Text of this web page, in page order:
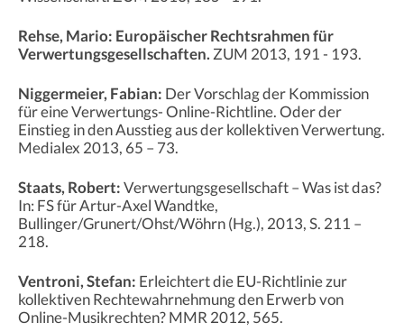
Rehse, Mario: Europäischer Rechtsrahmen für
Verwertungsgesellschaften.ZUM 2013, 191 - 193.
Niggermeier, Fabian: Der Vorschlag der Kommission
für eine Verwertungs- Online-Richtline. Oder der
Einstieg in den Ausstieg aus der kollektiven Verwertung.
Medialex 2013, 65 – 73.
Staats, Robert:Verwertungsgesellschaft – Was ist das?
In: FS für Artur-Axel Wandtke,
Bullinger/Grunert/Ohst/Wöhrn (Hg.), 2013, S. 211 –
218.
Ventroni, Stefan: Erleichtert die EU-Richtlinie zur
kollektiven Rechtewahrnehmung den Erwerb von
Online-Musikrechten? MMR 2012, 565.